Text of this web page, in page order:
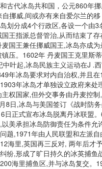
代冰岛共和国，公元860年挪
挪威,间或亦有来自爱尔兰的
划分成4个行政区,各设一个由
王指派总督管治,从而结束了
国王兼任挪威国王,冰岛亦成
压。1602年 丹麦国王克里斯
中叶起,冰岛民族主义运动在J .
年冰岛要求对内自治权,并且
年冰岛才单独设立政府来
权国家,但外交事务由丹麦控
8日,冰岛与美国签订《战时防
日正式宣布冰岛脱离丹冰联盟
美承担冰岛防御责任为条件
题,1971年由人民联盟和左派
海里,英国再三反对, 两年后才
纷,形成了旷日持久的冰英捕
海里捕鱼区,并与冰岛复交。